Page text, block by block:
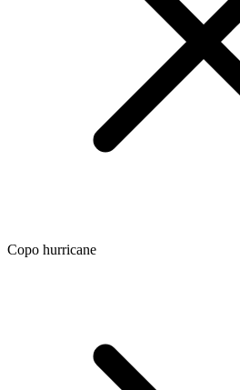
Copo hurricane